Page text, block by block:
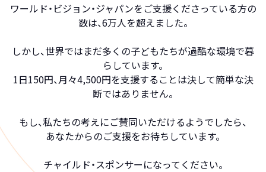
ワールド・ビジョン・ジャパンをご支援くださっている方の
数は、6万人を超えました。
しかし、世界ではまだ多くの子どもたちが過酷な環境で暮
らしています。
1日150円、月々4,500円を支援することは決して簡単な決
断ではありません。
もし、私たちの考えにご賛同いただけるようでしたら、
あなたからのご支援をお待ちしています。
チャイルド・スポンサーになってください。